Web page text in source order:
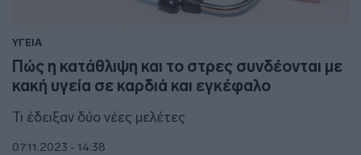
ΥΓΕΙΑ
Πώς η κατάθλιψη και το στρες συνδέονται με
κακή υγεία σε καρδιά και εγκέφαλο
Τι έδειξαν δύο νέες μελέτες
07.11.2023 - 14:38